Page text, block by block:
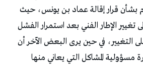
بشأن قرار إقالة عماد بن يونس، حيث
الإطار الفني بعد استمرار الفشل
التغيير، في حين يرى البعض الآخر أن
مسؤولية المشاكل التي يعاني منها